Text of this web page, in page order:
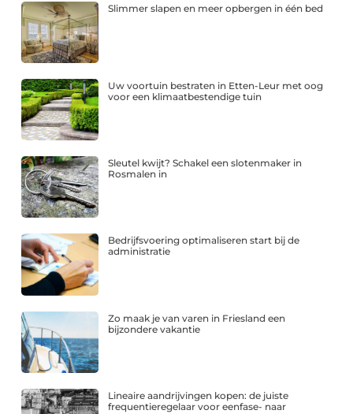
Slimmer slapen en meer opbergen in één bed
Uw voortuin bestraten in Etten-Leur met oog
voor een klimaatbestendige tuin
Sleutel kwijt? Schakel een slotenmaker in
Rosmalen in
Bedrijfsvoering optimaliseren start bij de
administratie
Zo maak je van varen in Friesland een
bijzondere vakantie
Lineaire aandrijvingen kopen: de juiste
frequentieregelaar voor eenfase- naar